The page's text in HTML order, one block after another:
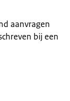
aanvragen
bij een